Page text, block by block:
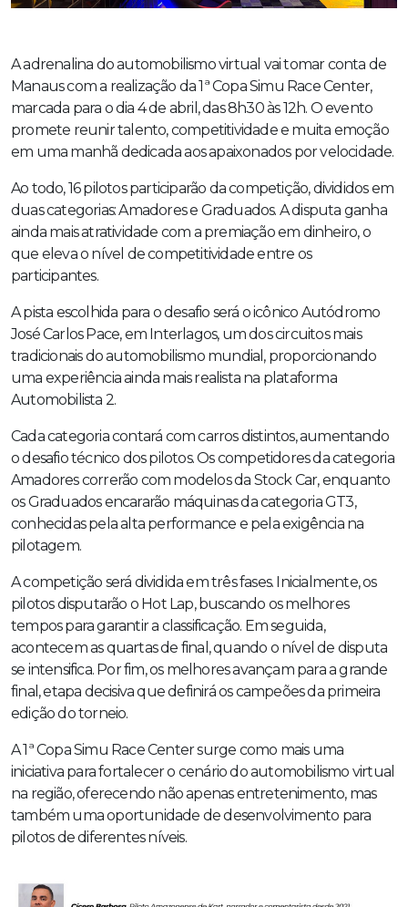
A adrenalina do automobilismo virtual vai tomar conta de
Manaus com a realização da 1ª Copa Simu Race Center,
marcada para o dia 4 de abril, das 8h30 às 12h. O evento
promete reunir talento, competitividade e muita emoção
em uma manhã dedicada aos apaixonados por velocidade.
Ao todo, 16 pilotos participarão da competição, divididos em
duas categorias: Amadores e Graduados. A disputa ganha
ainda mais atratividade com a premiação em dinheiro, o
que eleva o nível de competitividade entre os
participantes.
A pista escolhida para o desafio será o icônico Autódromo
José Carlos Pace, em Interlagos, um dos circuitos mais
tradicionais do automobilismo mundial, proporcionando
uma experiência ainda mais realista na plataforma
Automobilista 2.
Cada categoria contará com carros distintos, aumentando
o desafio técnico dos pilotos. Os competidores da categoria
Amadores correrão com modelos da Stock Car, enquanto
os Graduados encararão máquinas da categoria GT3,
conhecidas pela alta performance e pela exigência na
pilotagem.
A competição será dividida em três fases. Inicialmente, os
pilotos disputarão o Hot Lap, buscando os melhores
tempos para garantir a classificação. Em seguida,
acontecem as quartas de final, quando o nível de disputa
se intensifica. Por fim, os melhores avançam para a grande
final, etapa decisiva que definirá os campeões da primeira
edição do torneio.
A 1ª Copa Simu Race Center surge como mais uma
iniciativa para fortalecer o cenário do automobilismo virtual
na região, oferecendo não apenas entretenimento, mas
também uma oportunidade de desenvolvimento para
pilotos de diferentes níveis.